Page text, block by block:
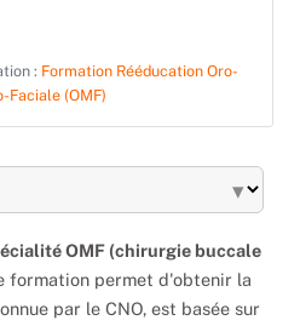
: Formation Rééducation Oro-
Faciale (OMF)
▾
OMF (chirurgie buccale
formation permet d'obtenir la
par le CNO, est basée sur